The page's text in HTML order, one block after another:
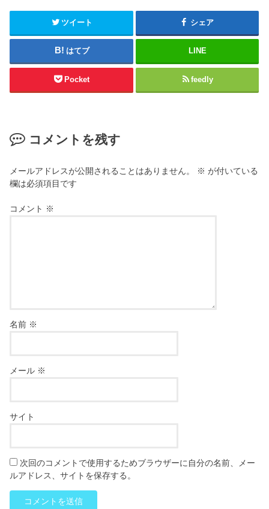
ツイート シェア
はてブ LINE
Pocket feedly
コメントを残す
メールアドレスが公開されることはありません。 ※ が付いている
欄は必須項目です
コメント ※
名前 ※
メール ※
サイト
次回のコメントで使用するためブラウザーに自分の名前、メー
ルアドレス、サイトを保存する。